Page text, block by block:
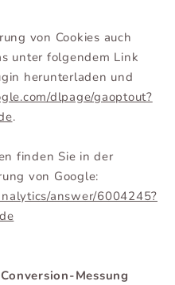
von Cookies auch
unter folgendem Link
herunterladen und
dlpage/gaoptout?
.
finden Sie in der
von Google:
answer/6004245?
Messung